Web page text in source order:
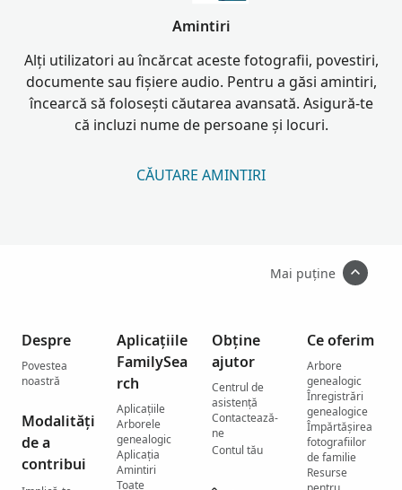
Amintiri
Alți utilizatori au încărcat aceste fotografii, povestiri,
documente sau fișiere audio. Pentru a găsi amintiri,
încearcă să folosești căutarea avansată. Asigură-te
că incluzi nume de persoane și locuri.
CĂUTARE AMINTIRI
Mai puține
Despre
Povestea
noastră
Modalități
de a
contribui
Aplicațiile
FamilySea
rch
Aplicațiile
Arborele
genealogic
Aplicația
Amintiri
Toate
Obține
ajutor
Centrul de
asistenţă
Contactează-
ne
Contul tău
Ce oferim
Arbore
genealogic
Înregistrări
genealogice
Împărtășirea
fotografiilor
de familie
Resurse